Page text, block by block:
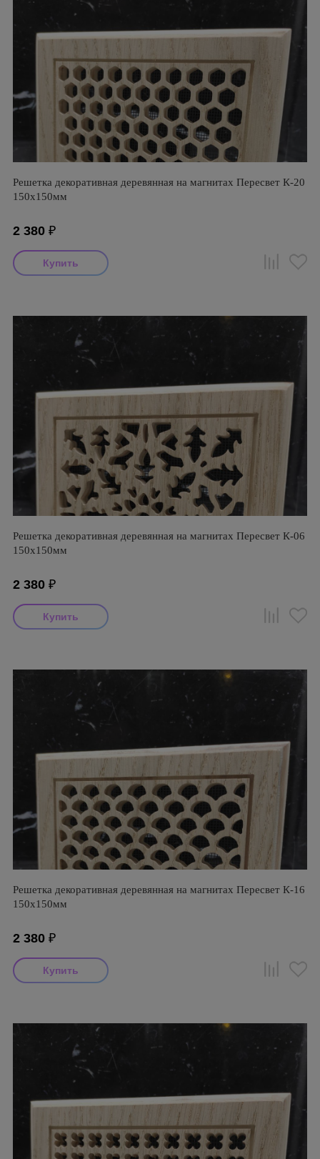
Решетка декоративная деревянная на магнитах Пересвет К-20
150х150мм
2 380 ₽
Решетка декоративная деревянная на магнитах Пересвет К-06
150х150мм
2 380 ₽
Решетка декоративная деревянная на магнитах Пересвет К-16
150х150мм
2 380 ₽